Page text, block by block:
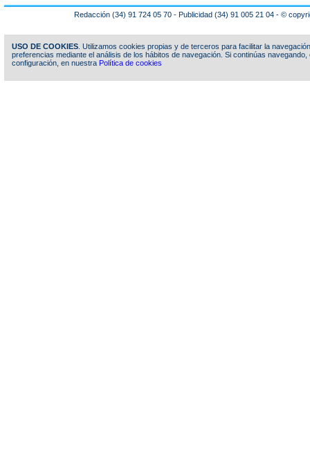
Redacción (34) 91 724 05 70 - Publicidad (34) 91 005 21 04 - ©
USO DE COOKIES . Utilizamos cookies propias y de terceros para facilitar la
preferencias mediante el análisis de los hábitos de navegación. Si continúas
configuración, en nuestra Política de cookies